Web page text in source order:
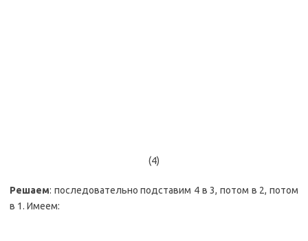
(4)
Решаем: последовательно подставим 4 в 3, потом в 2, потом
в 1. Имеем: